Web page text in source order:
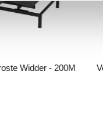
Widder - 200M